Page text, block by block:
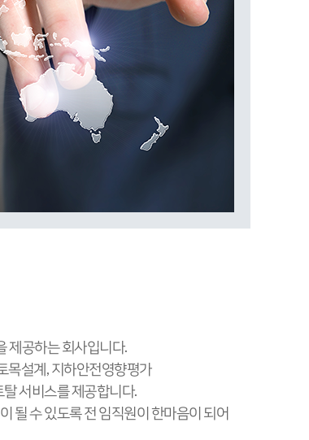
제공하는 회사입니다.
목설계, 지하안전영향평가
서비스를 제공합니다.
될 수 있도록 전 임직원이 한마음이 되어